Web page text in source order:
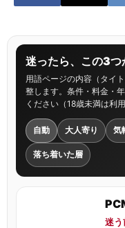
迷ったら、この3
用語ページの内容（タイ
整します。条件・料金・
ください（18歳未満は利
自動 大人寄り 気
落ち着いた層
迷う